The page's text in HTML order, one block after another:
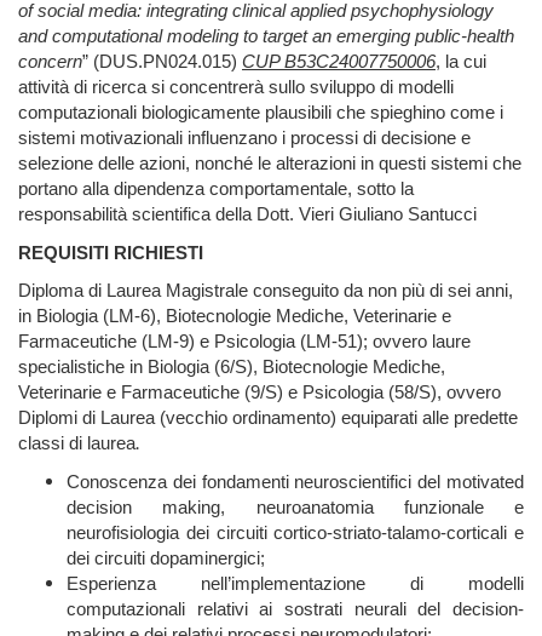
of social media: integrating clinical applied psychophysiology
and computational modeling to target an emerging public-health
concern” (DUS.PN024.015) CUP B53C24007750006, la cui
attività di ricerca si concentrerà sullo sviluppo di modelli
computazionali biologicamente plausibili che spieghino come i
sistemi motivazionali influenzano i processi di decisione e
selezione delle azioni, nonché le alterazioni in questi sistemi che
portano alla dipendenza comportamentale, sotto la
responsabilità scientifica della Dott. Vieri Giuliano Santucci
REQUISITI RICHIESTI
Diploma di Laurea Magistrale conseguito da non più di sei anni,
in Biologia (LM-6), Biotecnologie Mediche, Veterinarie e
Farmaceutiche (LM-9) e Psicologia (LM-51); ovvero laure
specialistiche in Biologia (6/S), Biotecnologie Mediche,
Veterinarie e Farmaceutiche (9/S) e Psicologia (58/S), ovvero
Diplomi di Laurea (vecchio ordinamento) equiparati alle predette
classi di laurea.
Conoscenza dei fondamenti neuroscientifici del motivated
decision making, neuroanatomia funzionale e
neurofisiologia dei circuiti cortico-striato-talamo-corticali e
dei circuiti dopaminergici;
Esperienza nell’implementazione di modelli
computazionali relativi ai sostrati neurali del decision-